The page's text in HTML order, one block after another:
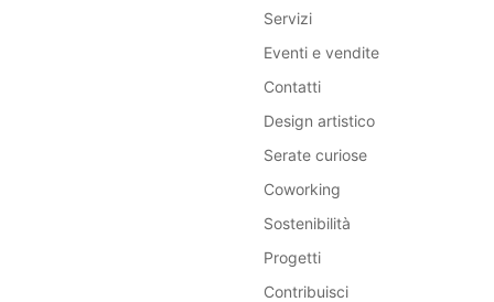
Servizi
Eventi e vendite
Contatti
Design artistico
Serate curiose
Coworking
Sostenibilità
Progetti
Contribuisci